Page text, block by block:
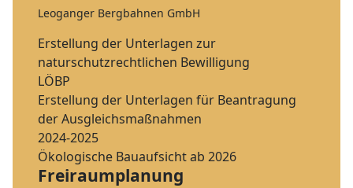
Leoganger Bergbahnen GmbH
Erstellung der Unterlagen zur
naturschutzrechtlichen Bewilligung
LÖBP
Erstellung der Unterlagen für Beantragung
der Ausgleichsmaßnahmen
2024-2025
Ökologische Bauaufsicht ab 2026
Freiraumplanung